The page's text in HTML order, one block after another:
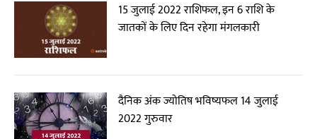
15 जुलाई 2022 राशिफल, इन 6 राशि के
जातकों के लिए दिन रहेगा मंगलकारी
दैनिक अंक ज्योतिष भविष्यफल 14 जुलाई
2022 गुरुवार